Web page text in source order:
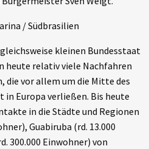
/ Südbrasilien
kleinen Bundesstaat
heute relativ viele Nachfahren
die vor allem um die Mitte des
in Europa verließen. Bis heute
in die Städte und Regionen
Guabiruba (rd. 13.000
300.000 Einwohner) von